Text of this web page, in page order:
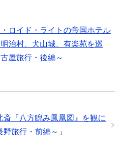
ロイド・ライトの帝国ホテル
治村、犬山城、有楽苑を巡
屋旅行・後編～
『八方睨み鳳凰図』を観に
旅行・前編～ 」